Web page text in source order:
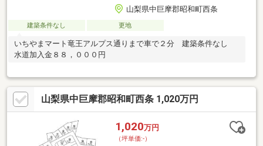
山梨県中巨摩郡昭和町西条
建築条件なし 更地
いちやまマート竜王アルプス通りまで車で２分 建築条件なし
水道加入金８８，０００円
山梨県中巨摩郡昭和町西条 1,020万円
1,020万円
（坪単価:-）